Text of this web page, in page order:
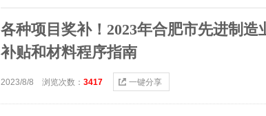
各种项目奖补！2023年合肥市先进制
补贴和材料程序指南
2023/8/8 浏览次数：3417 一键分享